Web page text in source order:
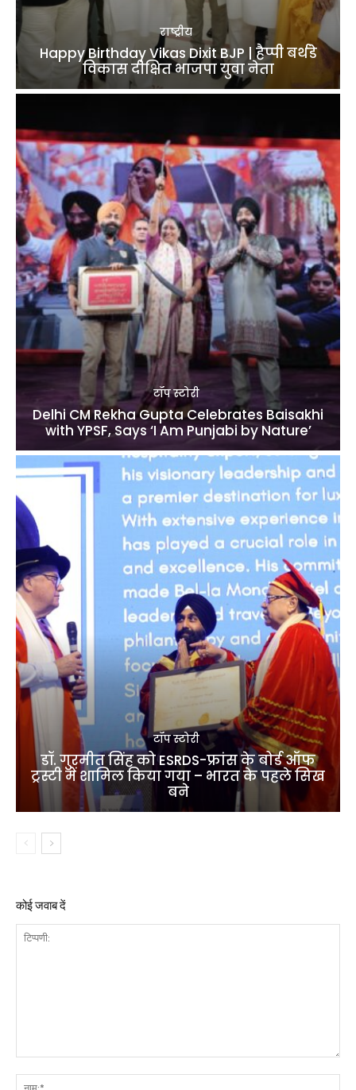
राष्ट्रीय
Happy Birthday Vikas Dixit BJP | हैप्पी बर्थडे
विकास दीक्षित भाजपा युवा नेता
टॉप स्टोरी
Delhi CM Rekha Gupta Celebrates Baisakhi
with YPSF, Says ‘I Am Punjabi by Nature’
टॉप स्टोरी
डॉ. गुरमीत सिंह को ESRDS-फ्रांस के बोर्ड ऑफ
ट्रस्टी में शामिल किया गया – भारत के पहले सिख
बने
कोई जवाब दें